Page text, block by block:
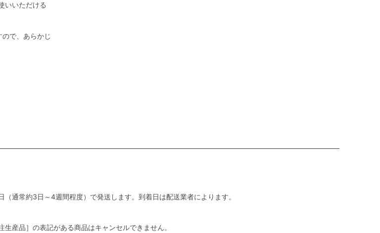
いいただける
で、あらかじ
通常約3日～4週間程度）で発送します。到着日は配送業者によります。
産品］の表記がある商品はキャンセルできません。